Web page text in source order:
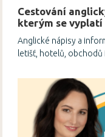
Cestování
kterým se
Anglické nápisy a
letišť, hotelů,